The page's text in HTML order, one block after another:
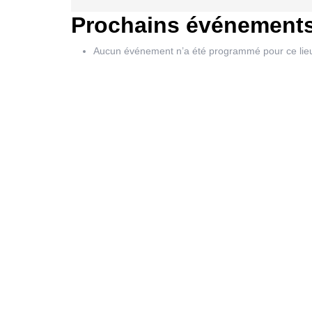
Prochains
Aucun événement n’a été programmé pour ce